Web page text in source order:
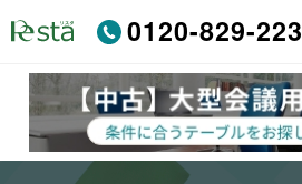
0120-829-223